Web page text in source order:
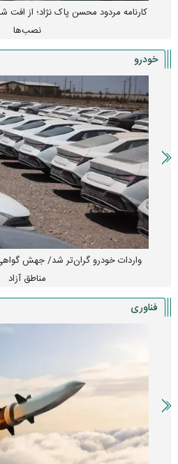
کارنامه مردود محسن پاک‌ نژاد؛ از افت
نصب‌ها
خودرو
واردات خودرو گران‌تر شد/ جهش
مناطق آزاد
فناوری